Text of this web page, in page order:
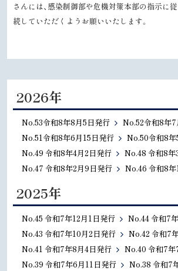
さんには、感染制御部や危機対策本部の指示に
続していただくようお願いいたします。
2026年
No.53令和8年8月5日発行
No.52令和8年
No.51令和8年6月15日発行
No.50令和8
No.49 令和8年4月2日発行
No.48 令和8年
No.47 令和8年2月9日発行
No.46 令和8
2025年
No.45 令和7年12月1日発行
No.44 令和7
No.43 令和7年10月2日発行
No.42 令和7
No.41 令和7年8月4日発行
No.40 令和7
No.39 令和7年6月11日発行
No.38 令和7